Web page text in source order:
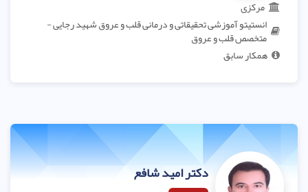
مرکزی
انستیتو آموزشی تحقیقاتی و درمانی قلب و عروق شهید رجایی -
متخصص قلب و عروق
همکار سابق
دکتر امید شافع